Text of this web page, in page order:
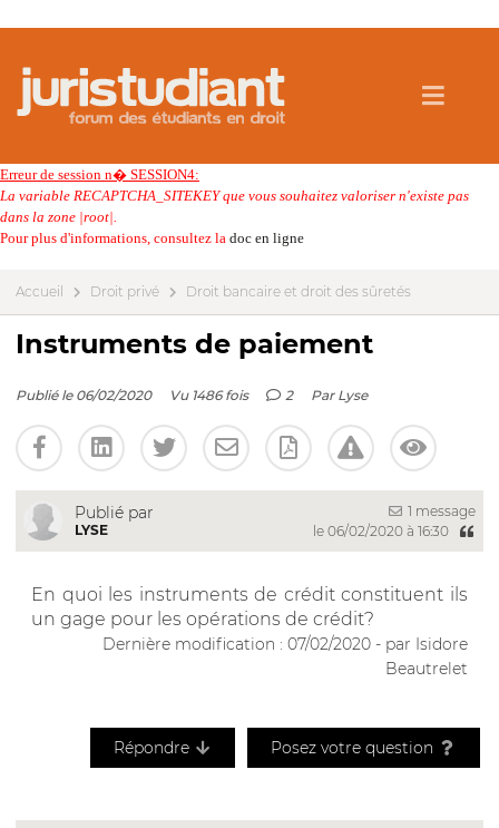
Erreur de session n� SESSION4:
La variable RECAPTCHA_SITEKEY que vous souhaitez valoriser n'existe pas
dans la zone |root|.
Pour plus d'informations, consultez la doc en ligne
Accueil Droit privé Droit bancaire et droit des sûretés
Instruments de paiement
Publié le 06/02/2020 Vu 1486 fois 2 Par Lyse
Publié par
LYSE
1 message
le 06/02/2020 à 16:30
En quoi les instruments de crédit constituent ils
un gage pour les opérations de crédit?
Dernière modification : 07/02/2020 - par Isidore
Beautrelet
Répondre Posez votre question